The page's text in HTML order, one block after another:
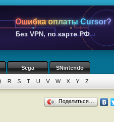
Ошибка оплаты Cursor?
Без VPN, по карте РФ
Sega SNintendo
R S T U V W X Y Z
Поделиться…